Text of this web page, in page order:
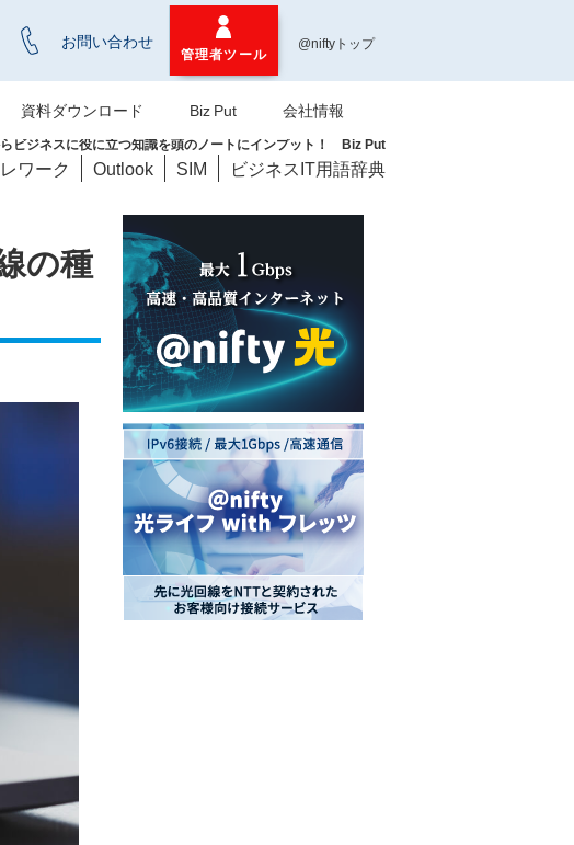
お問い合わせ
管理者ツール
@niftyトップ
資料ダウンロード Biz Put 会社情報
ビジネスに役に立つ知識を頭のノートにインプット！ Biz Put
ワーク Outlook SIM ビジネスIT用語辞典
の種